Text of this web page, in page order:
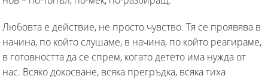
Любовта е действие, не просто чувство. Тя се проявява в
начина, по който слушаме, в начина, по който реагираме,
в готовността да се спрем, когато детето има нужда от
нас. Всяко докосване, всяка прегръдка, всяка тиха